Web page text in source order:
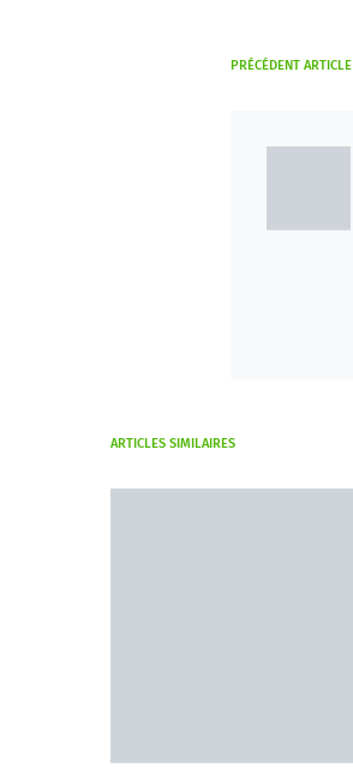
PRÉCÉDENT ARTICLE
ARTICLES SIMILAIRES